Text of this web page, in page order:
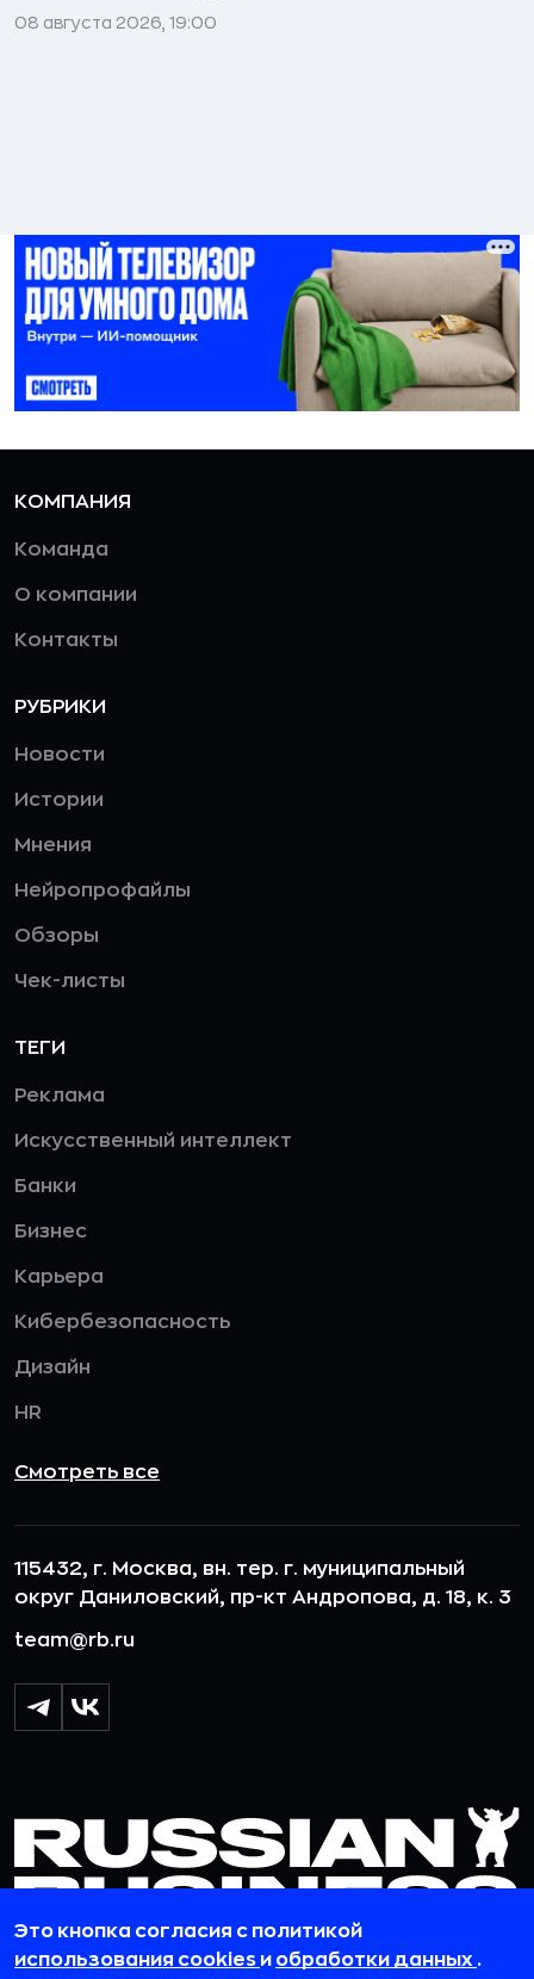
08 августа 2026, 19:00
КОМПАНИЯ
Команда
О компании
Контакты
РУБРИКИ
Новости
Истории
Мнения
Нейропрофайлы
Обзоры
Чек-листы
ТЕГИ
Реклама
Искусственный интеллект
Банки
Бизнес
Карьера
Кибербезопасность
Дизайн
HR
Смотреть все
115432, г. Москва, вн. тер. г. муниципальный
округ Даниловский, пр-кт Андропова, д. 18, к. 3
team@rb.ru
Это кнопка согласия с политикой
использования cookies и обработки данных .